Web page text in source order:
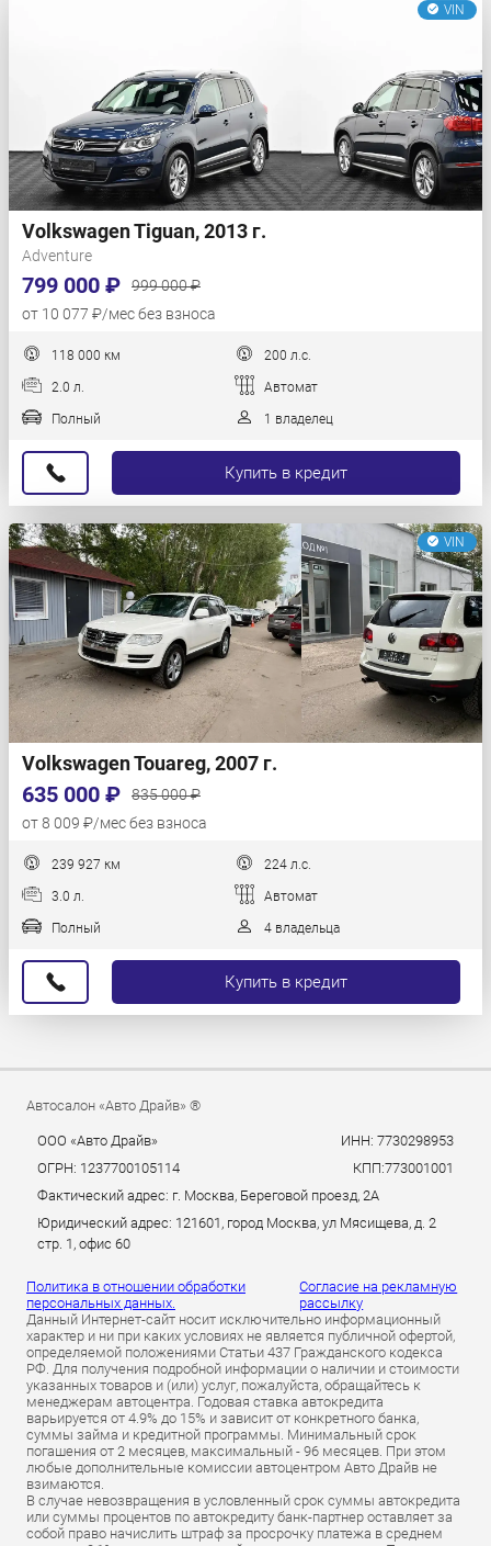
VIN
Volkswagen Tiguan, 2013 г.
Adventure
799 000 ₽
999 000 ₽
от 10 077 ₽/мес без взноса
118 000 км 200 л.с.
2.0 л. Автомат
Полный 1 владелец
Купить в кредит
VIN
Volkswagen Touareg, 2007 г.
635 000 ₽
835 000 ₽
от 8 009 ₽/мес без взноса
239 927 км 224 л.с.
3.0 л. Автомат
Полный 4 владельца
Купить в кредит
Автосалон «Авто Драйв» ®
ООО «Авто Драйв»
ИНН: 7730298953
ОГРН: 1237700105114
КПП:773001001
Фактический адрес: г. Москва, Береговой проезд, 2А
Юридический адрес: 121601, город Москва, ул Мясищева, д. 2
стр. 1, офис 60
Политика в отношении обработки
персональных данных.
Согласие на рекламную
рассылку
Данный Интернет-сайт носит исключительно информационный
характер и ни при каких условиях не является публичной офертой,
определяемой положениями Статьи 437 Гражданского кодекса
РФ. Для получения подробной информации о наличии и стоимости
указанных товаров и (или) услуг, пожалуйста, обращайтесь к
менеджерам автоцентра. Годовая ставка автокредита
варьируется от 4.9% до 15% и зависит от конкретного банка,
суммы займа и кредитной программы. Минимальный срок
погашения от 2 месяцев, максимальный - 96 месяцев. При этом
любые дополнительные комиссии автоцентром Авто Драйв не
взимаются.
В случае невозвращения в условленный срок суммы автокредита
или суммы процентов по автокредиту банк-партнер оставляет за
собой право начислить штраф за просрочку платежа в среднем